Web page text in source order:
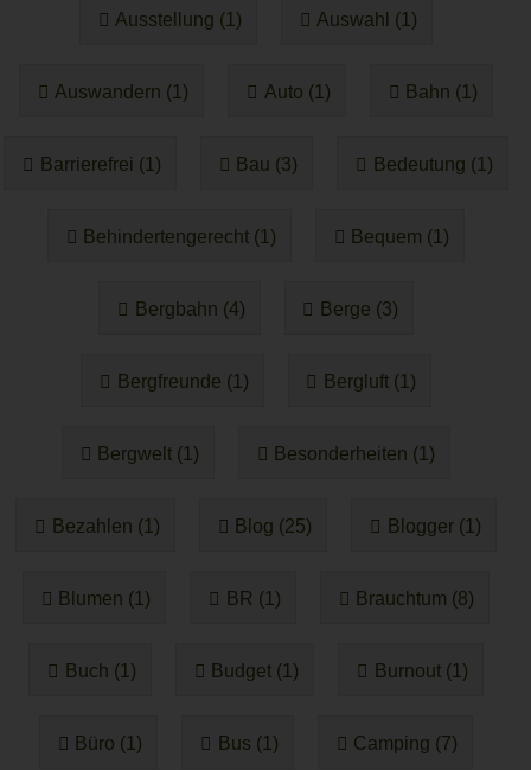
Ausstellung (1) Auswahl (1)
Auswandern (1) Auto (1) Bahn (1)
Barrierefrei (1) Bau (3) Bedeutung (1)
Behindertengerecht (1) Bequem (1)
Bergbahn (4) Berge (3)
Bergfreunde (1) Bergluft (1)
Bergwelt (1) Besonderheiten (1)
Bezahlen (1) Blog (25) Blogger (1)
Blumen (1) BR (1) Brauchtum (8)
Buch (1) Budget (1) Burnout (1)
Büro (1) Bus (1) Camping (7)